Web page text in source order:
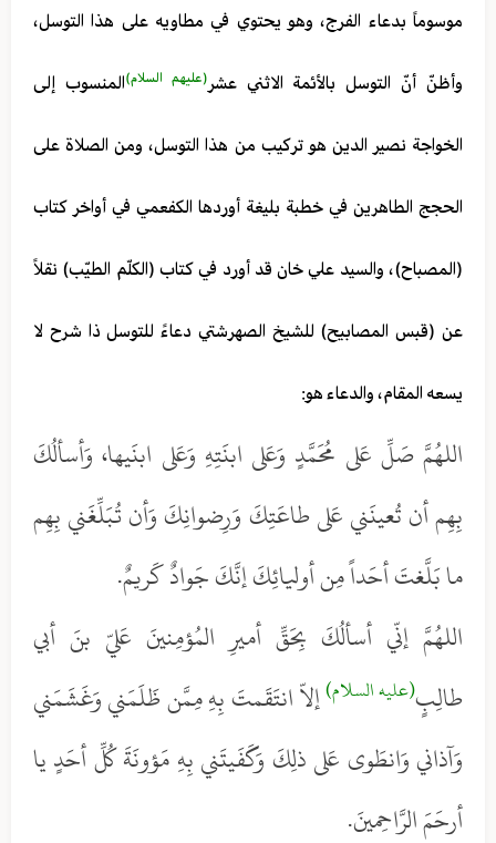
موسوماً بدعاء الفرج، وهو يحتوي في مطاويه على هذا التوسل،
وأظنّ أنّ التوسل بالأئمة الاثني عشر (عليهم السلام)المنسوب إلى
الخواجة نصير الدين هو تركيب من هذا التوسل، ومن الصلاة على
الحجج الطاهرين في خطبة بليغة أوردها الكفعمي في أواخر كتاب
(المصباح)، والسيد علي خان قد أورد في كتاب (الكلّم الطيّب) نقلاً
عن (قبس المصابيح) للشيخ الصهرشتي دعاءً للتوسل ذا شرح لا
يسعه المقام، والدعاء هو:
اللهُمَّ صَلِّ عَلى مُحَمَّدٍ وَعَلى ابنَتِهِ وَعَلى ابنَيها، وَأسألُكَ
بِهِم أن تُعينَني عَلى طاعَتِكَ وَرِضوانِكَ وَأن تُبَلِّغَني بِهِم
ما بَلَّغتَ أحَداً مِن أوليائِكَ إنَّكَ جَوادٌ كَريمٌ.
اللهُمَّ إنّي أسألُكَ بِحَقِّ أميرِ المُؤمِنينَ عَليّ بنَ أبي
طالِبٍ(عليه السلام)إلاّ انتَقَمتَ بِهِ مِمَّن ظَلَمَني وَغَشَمَني
وَآذاني وَانطَوى عَلى ذلِكَ وَكَفَيتَني بِهِ مَؤونَةَ كُلِّ أحَدٍ يا
أرحَمَ الرَّاحِمينَ.